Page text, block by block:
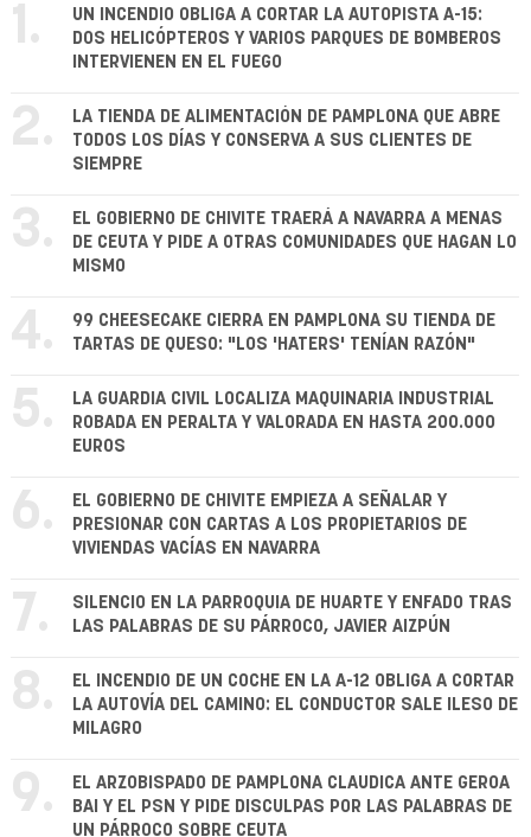
1.
UN INCENDIO OBLIGA A CORTAR LA AUTOPISTA A-15:
DOS HELICÓPTEROS Y VARIOS PARQUES DE BOMBEROS
INTERVIENEN EN EL FUEGO
2.
LA TIENDA DE ALIMENTACIÓN DE PAMPLONA QUE ABRE
TODOS LOS DÍAS Y CONSERVA A SUS CLIENTES DE
SIEMPRE
3.
EL GOBIERNO DE CHIVITE TRAERÁ A NAVARRA A MENAS
DE CEUTA Y PIDE A OTRAS COMUNIDADES QUE HAGAN LO
MISMO
4.
99 CHEESECAKE CIERRA EN PAMPLONA SU TIENDA DE
TARTAS DE QUESO: "LOS 'HATERS' TENÍAN RAZÓN"
5.
LA GUARDIA CIVIL LOCALIZA MAQUINARIA INDUSTRIAL
ROBADA EN PERALTA Y VALORADA EN HASTA 200.000
EUROS
6.
EL GOBIERNO DE CHIVITE EMPIEZA A SEÑALAR Y
PRESIONAR CON CARTAS A LOS PROPIETARIOS DE
VIVIENDAS VACÍAS EN NAVARRA
7.
SILENCIO EN LA PARROQUIA DE HUARTE Y ENFADO TRAS
LAS PALABRAS DE SU PÁRROCO, JAVIER AIZPÚN
8.
EL INCENDIO DE UN COCHE EN LA A-12 OBLIGA A CORTAR
LA AUTOVÍA DEL CAMINO: EL CONDUCTOR SALE ILESO DE
MILAGRO
9.
EL ARZOBISPADO DE PAMPLONA CLAUDICA ANTE GEROA
BAI Y EL PSN Y PIDE DISCULPAS POR LAS PALABRAS DE
UN PÁRROCO SOBRE CEUTA